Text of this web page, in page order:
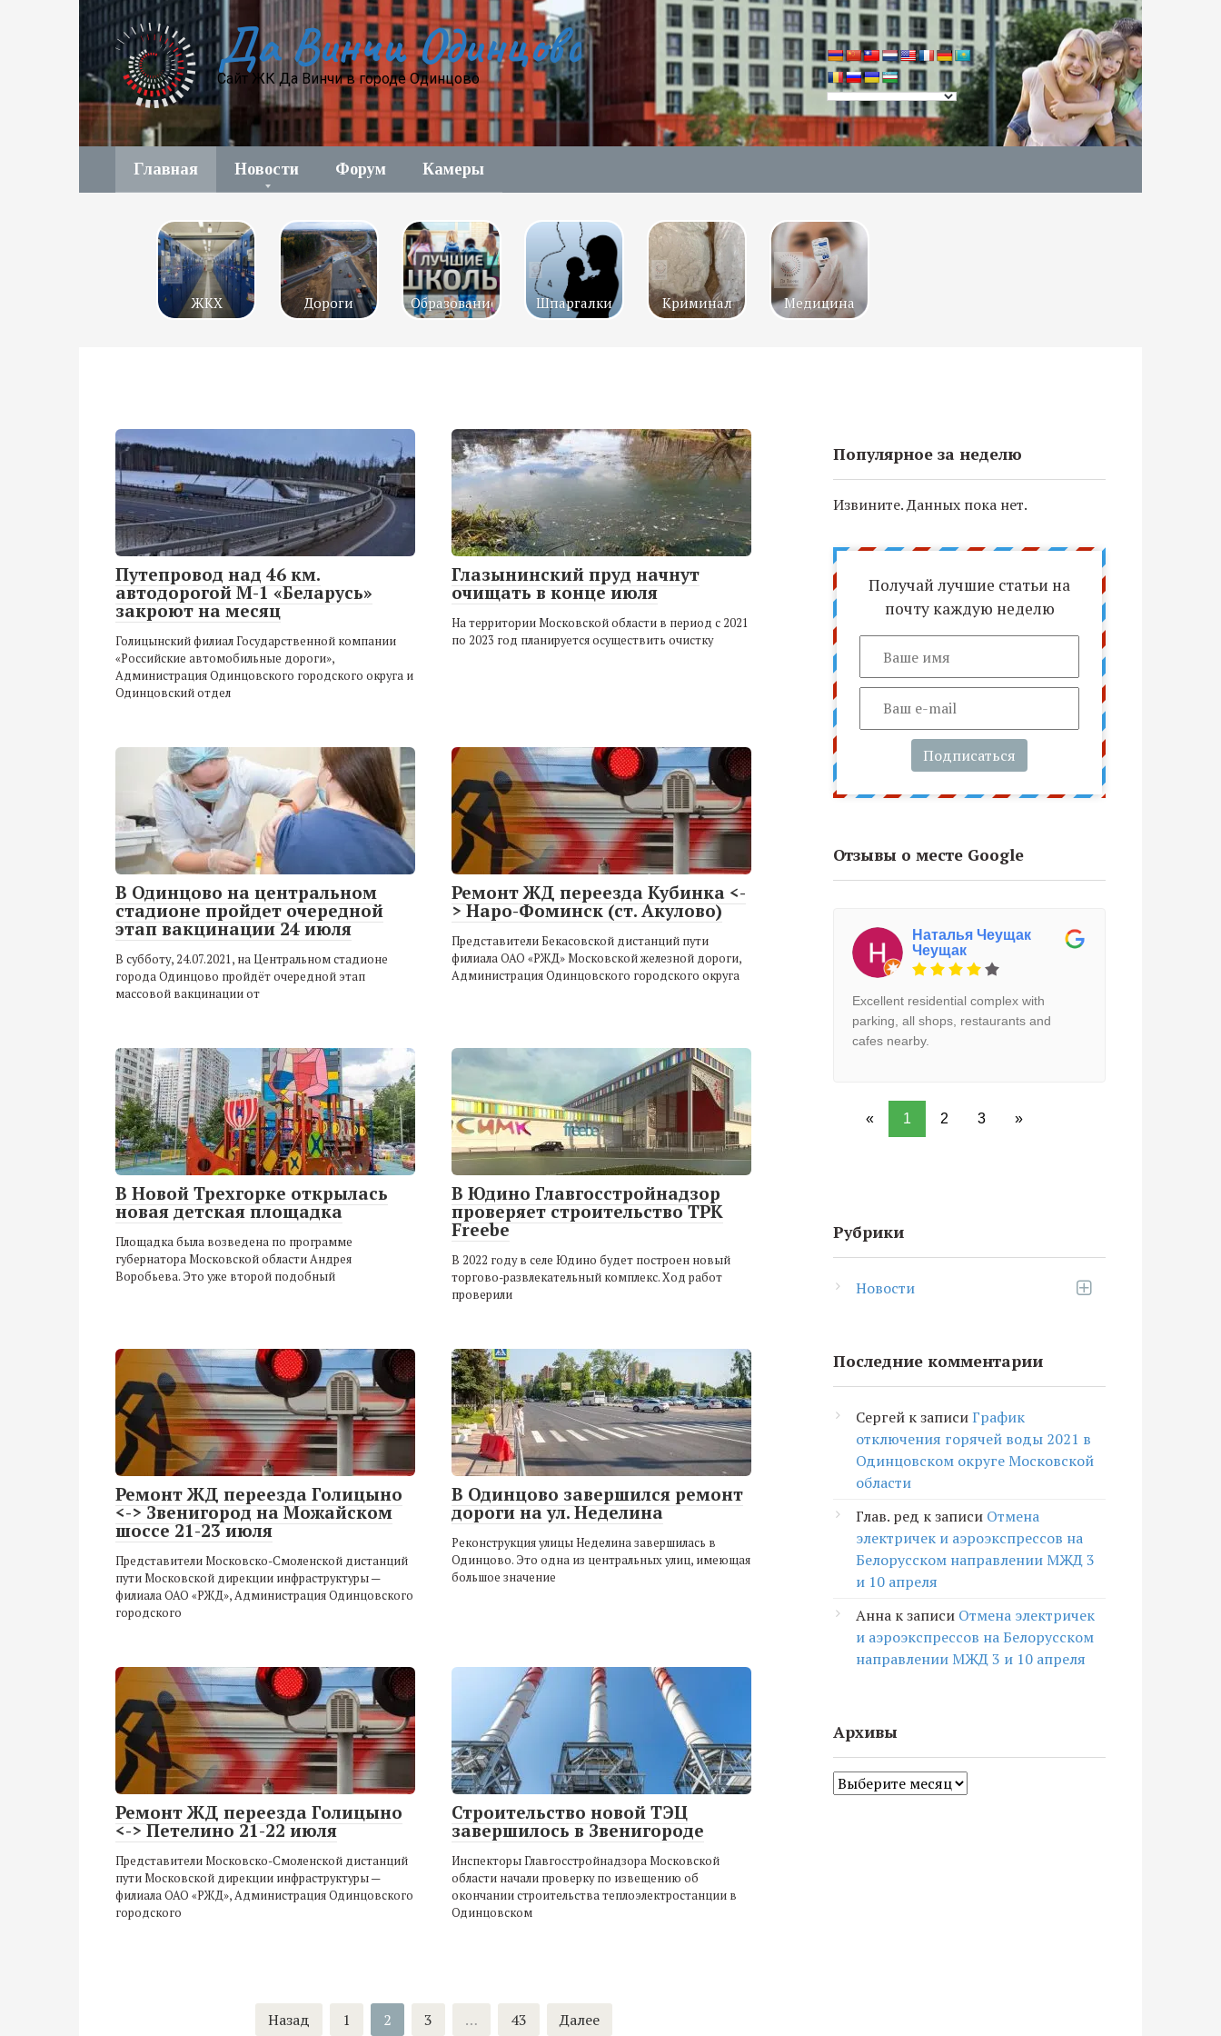
Да Винчи Одинцово
Сайт ЖК Да Винчи в городе Одинцово
Главная Новости Форум Камеры
ЖКХ Дороги Образование Шпаргалки Криминал Медицина
Путепровод над 46 км.
автодорогой М-1 «Беларусь»
закроют на месяц
Голицынский филиал Государственной компании
«Российские автомобильные дороги»,
Администрация Одинцовского городского округа и
Одинцовский отдел
Глазынинский пруд начнут
очищать в конце июля
На территории Московской области в период с 2021
по 2023 год планируется осуществить очистку
В Одинцово на центральном
стадионе пройдет очередной
этап вакцинации 24 июля
В субботу, 24.07.2021, на Центральном стадионе
города Одинцово пройдёт очередной этап
массовой вакцинации от
Ремонт ЖД переезда Кубинка <-
> Наро-Фоминск (ст. Акулово)
Представители Бекасовской дистанций пути
филиала ОАО «РЖД» Московской железной дороги,
Администрация Одинцовского городского округа
В Новой Трехгорке открылась
новая детская площадка
Площадка была возведена по программе
губернатора Московской области Андрея
Воробьева. Это уже второй подобный
В Юдино Главгосстройнадзор
проверяет строительство ТРК
Freebe
В 2022 году в селе Юдино будет построен новый
торгово-развлекательный комплекс. Ход работ
проверили
Ремонт ЖД переезда Голицыно
<-> Звенигород на Можайском
шоссе 21-23 июля
Представители Московско-Смоленской дистанций
пути Московской дирекции инфраструктуры —
филиала ОАО «РЖД», Администрация Одинцовского
городского
В Одинцово завершился ремонт
дороги на ул. Неделина
Реконструкция улицы Неделина завершилась в
Одинцово. Это одна из центральных улиц, имеющая
большое значение
Ремонт ЖД переезда Голицыно
<-> Петелино 21-22 июля
Представители Московско-Смоленской дистанций
пути Московской дирекции инфраструктуры —
филиала ОАО «РЖД», Администрация Одинцовского
городского
Строительство новой ТЭЦ
завершилось в Звенигороде
Инспекторы Главгосстройнадзора Московской
области начали проверку по извещению об
окончании строительства теплоэлектростанции в
Одинцовском
Назад 1 2 3 … 43 Далее
Популярное за неделю
Извините. Данных пока нет.
Получай лучшие статьи на
почту каждую неделю
Подписаться
Отзывы о месте Google
Наталья Чеущак
Чеущак
Excellent residential complex with
parking, all shops, restaurants and
cafes nearby.
« 1 2 3 »
Рубрики
Новости
Последние комментарии
Сергей к записиГрафик
отключения горячей воды 2021 в
Одинцовском округе Московской
области
Глав. ред к записи Отмена
электричек и аэроэкспрессов на
Белорусском направлении МЖД 3
и 10 апреля
Анна к записи Отмена электричек
и аэроэкспрессов на Белорусском
направлении МЖД 3 и 10 апреля
Архивы
Архивы